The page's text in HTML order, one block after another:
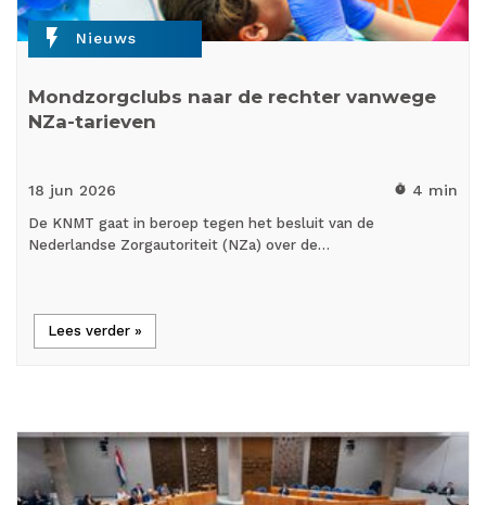
flash_on Nieuws
Mondzorgclubs naar de rechter vanwege
NZa-tarieven
18 jun 2026 timer 4 min
De KNMT gaat in beroep tegen het besluit van de
Nederlandse Zorgautoriteit (NZa) over de…
Lees verder »